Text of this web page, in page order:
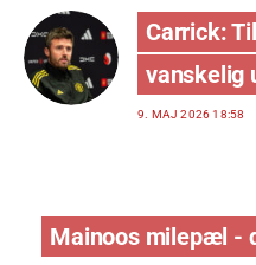
Carrick:
vanskelig
9. MAJ 2026 18:58
Mainoos milepæl -